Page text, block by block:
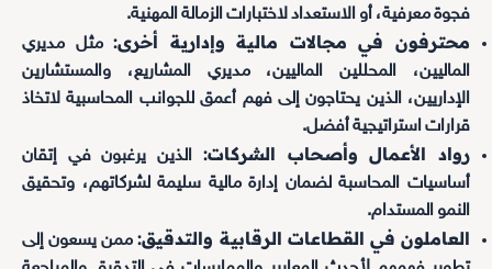
فجوة معرفية، أو الاستعداد لاختبارات الزمالة المهنية.
محترفون في مجالات مالية وإدارية أخرى:مثل مديري
الماليين، المحللين الماليين، مديري المشاريع، والمستشارين
الإداريين، الذين يحتاجون إلى فهم أعمق للجوانب المحاسبية لاتخاذ
قرارات استراتيجية أفضل.
رواد الأعمال وأصحاب الشركات: الذين يرغبون في إتقان
أساسيات المحاسبة لضمان إدارة مالية سليمة لشركاتهم، وتحقيق
النمو المستدام.
العاملون في القطاعات الرقابية والتدقيق:ممن يسعون إلى